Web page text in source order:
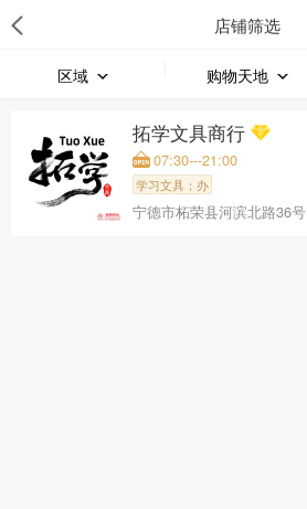
店铺筛选
区域 购物天地
拓学文具商行
07:30---21:00
学习文具；办
宁德市柘荣县河滨北路36号